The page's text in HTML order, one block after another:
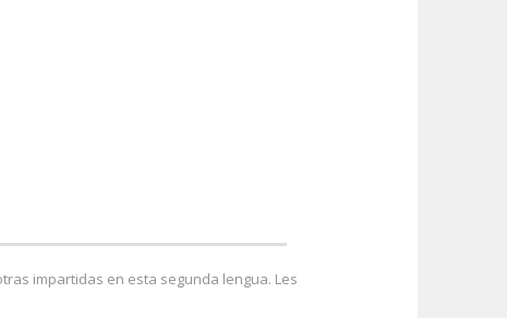
impartidas en esta segunda lengua. Les